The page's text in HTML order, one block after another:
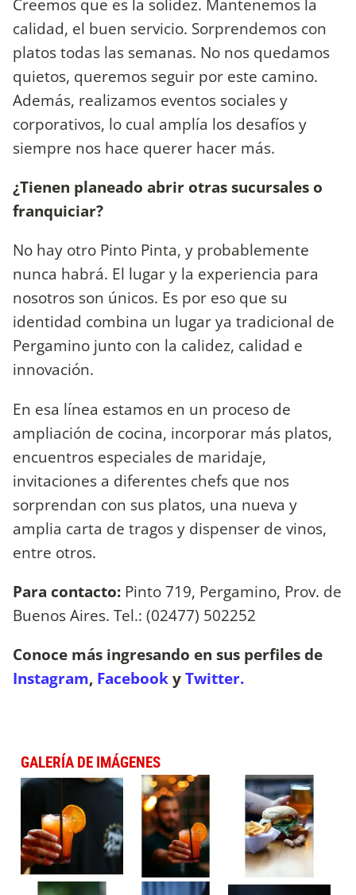
Creemos que es la solidez. Mantenemos la
calidad, el buen servicio. Sorprendemos con
platos todas las semanas. No nos quedamos
quietos, queremos seguir por este camino.
Además, realizamos eventos sociales y
corporativos, lo cual amplía los desafíos y
siempre nos hace querer hacer más.
¿Tienen planeado abrir otras sucursales o
franquiciar?
No hay otro Pinto Pinta, y probablemente
nunca habrá. El lugar y la experiencia para
nosotros son únicos. Es por eso que su
identidad combina un lugar ya tradicional de
Pergamino junto con la calidez, calidad e
innovación.
En esa línea estamos en un proceso de
ampliación de cocina, incorporar más platos,
encuentros especiales de maridaje,
invitaciones a diferentes chefs que nos
sorprendan con sus platos, una nueva y
amplia carta de tragos y dispenser de vinos,
entre otros.
Para contacto: Pinto 719, Pergamino, Prov. de
Buenos Aires. Tel.: (02477) 502252
Conoce más ingresando en sus perfiles de
Instagram, FacebookyTwitter.
GALERÍA DE IMÁGENES